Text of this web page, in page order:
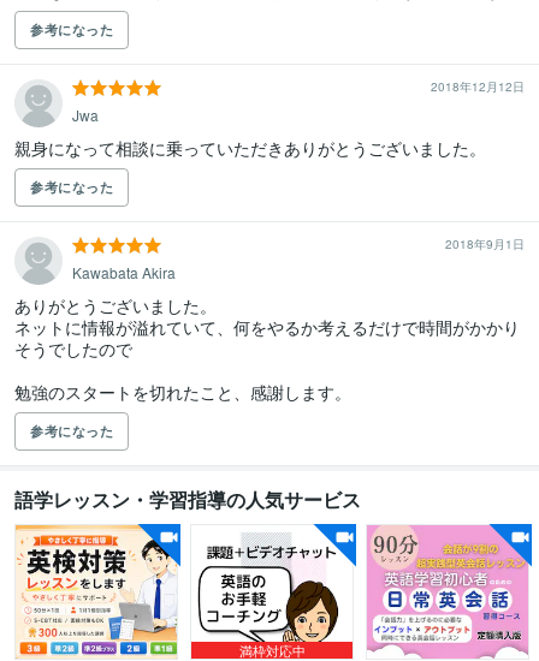
参考になった
2018年12月12日
Jwa
親身になって相談に乗っていただきありがとうございました。
参考になった
2018年9月1日
Kawabata Akira
ありがとうございました。
ネットに情報が溢れていて、何をやるか考えるだけで時間がかかり
そうでしたので
参考になった
語学レッスン・学習指導の人気サービス
満枠対応中